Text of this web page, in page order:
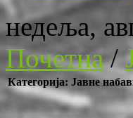
недеља,
Почетна/
Категорија: Јавне